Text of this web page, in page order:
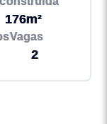
176m²
Vagas
2